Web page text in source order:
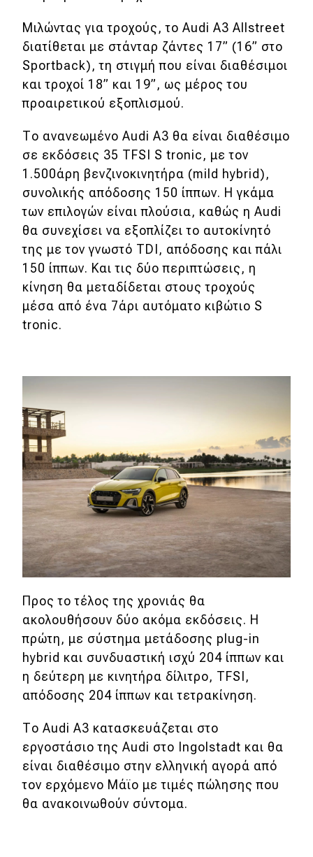
Μιλώντας για τροχούς, το Audi A3 Allstreet
διατίθεται με στάνταρ ζάντες 17” (16” στο
Sportback), τη στιγμή που είναι διαθέσιμοι
και τροχοί 18” και 19”, ως μέρος του
προαιρετικού εξοπλισμού.
Το ανανεωμένο Audi A3 θα είναι διαθέσιμο
σε εκδόσεις 35 TFSI S tronic, με τον
1.500άρη βενζινοκινητήρα (mild hybrid),
συνολικής απόδοσης 150 ίππων. Η γκάμα
των επιλογών είναι πλούσια, καθώς η Audi
θα συνεχίσει να εξοπλίζει το αυτοκίνητό
της με τον γνωστό TDI, απόδοσης και πάλι
150 ίππων. Και τις δύο περιπτώσεις, η
κίνηση θα μεταδίδεται στους τροχούς
μέσα από ένα 7άρι αυτόματο κιβώτιο S
tronic.
Προς το τέλος της χρονιάς θα
ακολουθήσουν δύο ακόμα εκδόσεις. Η
πρώτη, με σύστημα μετάδοσης plug-in
hybrid και συνδυαστική ισχύ 204 ίππων και
η δεύτερη με κινητήρα δίλιτρο, TFSI,
απόδοσης 204 ίππων και τετρακίνηση.
Το Αudi A3 κατασκευάζεται στο
εργοστάσιο της Audi στο Ingolstadt και θα
είναι διαθέσιμο στην ελληνική αγορά από
τον ερχόμενο Μάϊο με τιμές πώλησης που
θα ανακοινωθούν σύντομα.